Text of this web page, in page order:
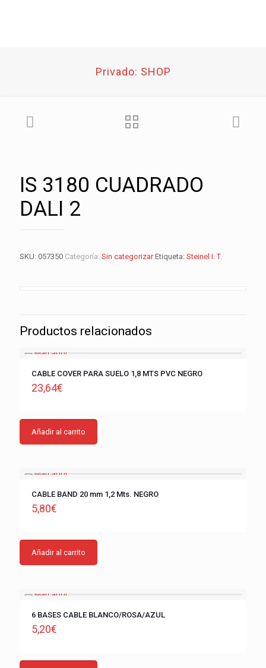
Privado: SHOP
IS 3180 CUADRADO
DALI 2
SKU: 057350 Categoría: Sin categorizar Etiqueta: Steinel I. T.
Productos relacionados
CABLE COVER PARA SUELO 1,8 MTS PVC NEGRO
23,64€
Añadir al carrito
CABLE BAND 20 mm 1,2 Mts. NEGRO
5,80€
Añadir al carrito
6 BASES CABLE BLANCO/ROSA/AZUL
5,20€